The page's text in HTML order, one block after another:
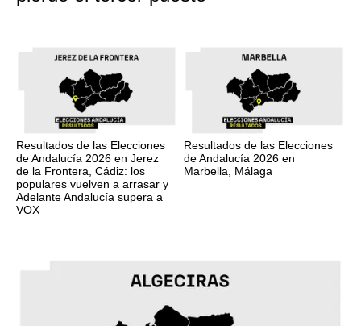
Resultados de las Elecciones
de Andalucía 2026 en Jerez
de la Frontera, Cádiz: los
populares vuelven a arrasar y
Adelante Andalucía supera a
VOX
Resultados de las Elecciones
de Andalucía 2026 en
Marbella, Málaga